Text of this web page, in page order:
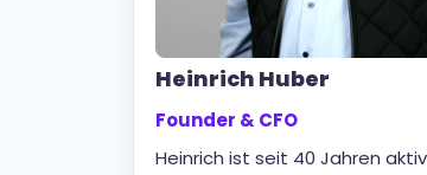
Heinrich Huber
Founder & CFO
Heinrich ist seit 40 Jahren